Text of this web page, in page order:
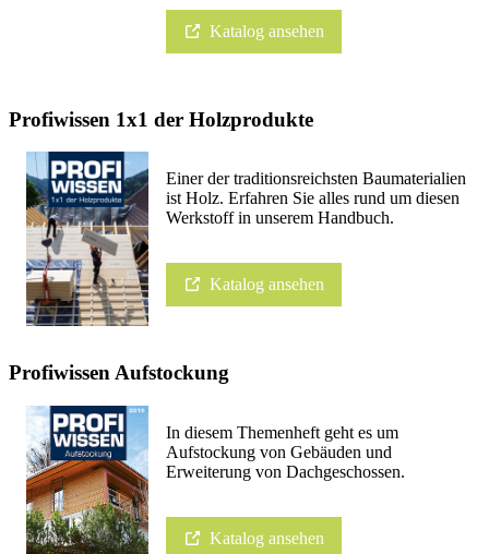
Katalog ansehen
Profiwissen 1x1 der Holzprodukte
Einer der traditionsreichsten Baumaterialien
ist Holz. Erfahren Sie alles rund um diesen
Werkstoff in unserem Handbuch.
Katalog ansehen
Profiwissen Aufstockung
In diesem Themenheft geht es um
Aufstockung von Gebäuden und
Erweiterung von Dachgeschossen.
Katalog ansehen